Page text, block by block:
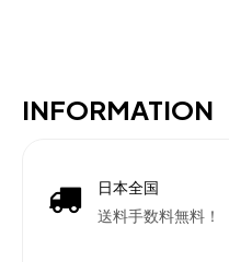
INFORMATION
日本全国
送料手数料無料！